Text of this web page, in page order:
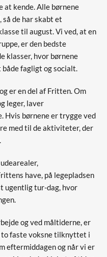
at kende. Alle børnene
de har skabt et
til august. Vi ved, at en
er den bedste
klasser, hvor børnene
fagligt og socialt.
er en del af Fritten. Om
leger, laver
børnene er trygge ved
med til de aktiviteter, der
have, på legepladsen
ugentlig tur-dag, hvor
og ved måltiderne, er
to faste voksne tilknyttet i
eftermiddagen og når vi er